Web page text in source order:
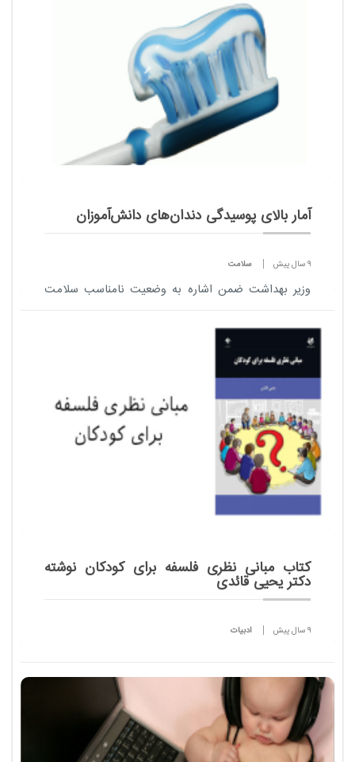
آمار بالای پوسیدگی دندان‌های دانش‌آموزان
9 سال پیش سلامت
وزیر بهداشت ضمن اشاره به وضعیت نامناسب سلامت
دانش‌آموزان خبر داد.
کتاب مبانی نظری فلسفه برای کودکان نوشته
دکتر یحیی قائدی
9 سال پیش ادبیات
توانمند سازی معلمان کشور و افزایش صلاحیت های
حرفه ای آنان، در مرکز نوآوری های آموزشی مرآت به زیور
طبع ...